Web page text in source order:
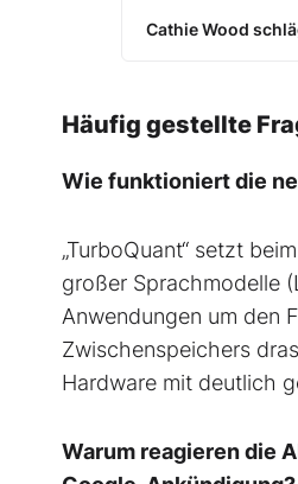
Cathie Wood
Häufig gestellte
Wie funktioniert die
„TurboQuant“ setzt
großer Sprachmodelle
Anwendungen um den
Zwischenspeichers
Hardware mit deutlich
Warum reagieren die